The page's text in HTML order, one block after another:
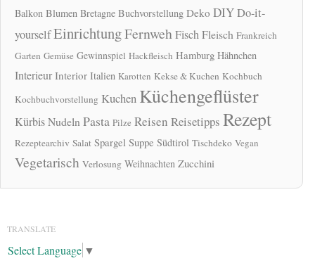
Balkon Blumen Bretagne Buchvorstellung Deko DIYDo-it-
yourselfEinrichtungFernwehFischFleisch Frankreich
Garten Gemüse Gewinnspiel Hackfleisch Hamburg Hähnchen
Interieur Interior Italien Karotten Kekse & Kuchen Kochbuch
Kochbuchvorstellung Kuchen Küchengeflüster
KürbisNudeln Pasta Pilze Reisen Reisetipps Rezept
Rezeptearchiv Salat Spargel Suppe Südtirol Tischdeko Vegan
Vegetarisch Verlosung Weihnachten Zucchini
TRANSLATE
Select Language ▼